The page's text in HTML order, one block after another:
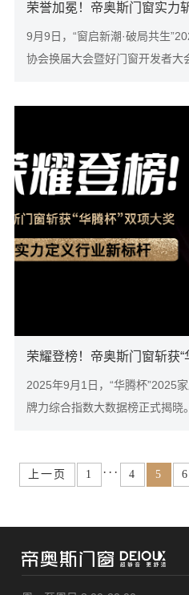
9月9日，“窗启新潮·破局共生
协会换届大会暨好门窗开发者大
会上，帝奥斯门窗凭借卓越的品
制造功底与持续的产品创新，
场的高度认可，一举摘得“2025
业一线品牌”重磅认证！
2025年9月1日，“华腾杯”2025
牌力综合指数大数据榜正式揭晓
消费者口碑，一举斩获“铝合金门
上一页 1 ··· 4 5 6